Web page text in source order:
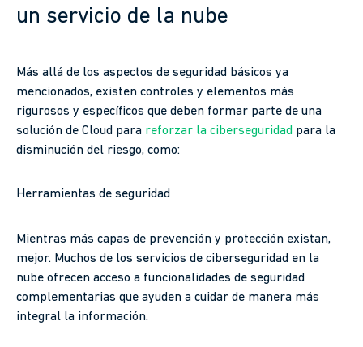
un servicio de la nube
Más allá de los aspectos de seguridad básicos ya
mencionados, existen controles y elementos más
rigurosos y específicos que deben formar parte de una
solución de Cloud para reforzar la ciberseguridad para la
disminución del riesgo, como:
Herramientas de seguridad
Mientras más capas de prevención y protección existan,
mejor. Muchos de los servicios de ciberseguridad en la
nube ofrecen acceso a funcionalidades de seguridad
complementarias que ayuden a cuidar de manera más
integral la información.